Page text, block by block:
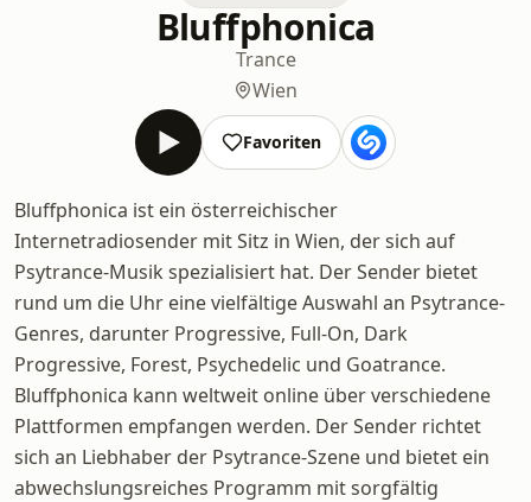
Bluffphonica
Trance
Wien
Favoriten
Bluffphonica ist ein österreichischer
Internetradiosender mit Sitz in Wien, der sich auf
Psytrance-Musik spezialisiert hat. Der Sender bietet
rund um die Uhr eine vielfältige Auswahl an Psytrance-
Genres, darunter Progressive, Full-On, Dark
Progressive, Forest, Psychedelic und Goatrance.
Bluffphonica kann weltweit online über verschiedene
Plattformen empfangen werden. Der Sender richtet
sich an Liebhaber der Psytrance-Szene und bietet ein
abwechslungsreiches Programm mit sorgfältig